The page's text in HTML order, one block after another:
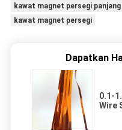
kawat magnet persegi panjang
kawat magnet persegi
Dapatkan
0.1-
Wire